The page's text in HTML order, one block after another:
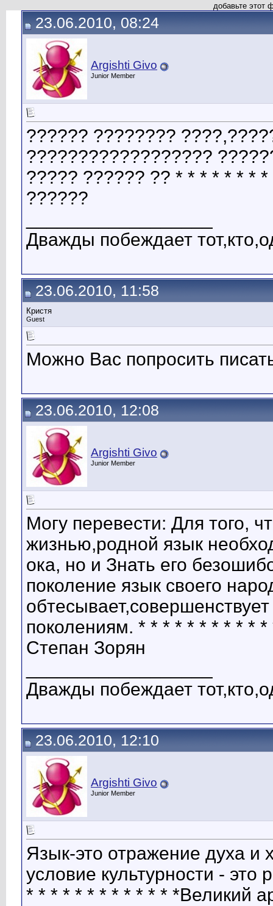
добавьте этот
23.06.2010, 08:24
Argishti Givo
Junior Member
?????? ????????
??????????????????
????? ?????? ?? * * * * * * *
??????
Дважды побеждает
23.06.2010, 11:58
Кристя
Guest
Можно Вас попросить
23.06.2010, 12:08
Argishti Givo
Junior Member
Могу перевести: Для того,
жизнью,родной язык
ока, но и Знать его
поколение язык своего
поколениям. * * * * * * * * * *
Степан Зорян
Дважды побеждает
23.06.2010, 12:10
Argishti Givo
Junior Member
Язык-это отражение духа и
условие культурности - это
* * * * * * * * * * * * *Великий